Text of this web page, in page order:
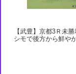
【武豊】京都3Ｒ未
シモで後方から鮮や